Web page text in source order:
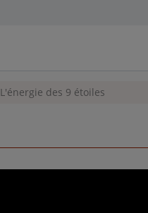
L'énergie des 9 étoiles